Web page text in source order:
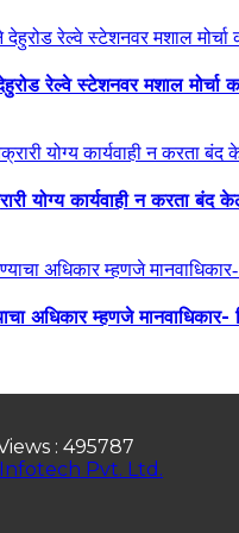
रेल्वे स्टेशनवर मशाल मोर्चा
योग्य कार्यवाही न करता बंद
अधिकार म्हणजे
: 495787
Pvt. Ltd.